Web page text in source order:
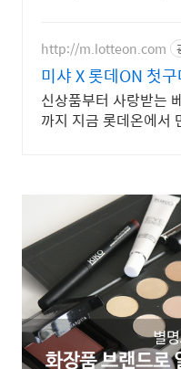
http://m.lotteon.com
미샤 X 롯데ON 첫
원 혜택!
신상품부터 사랑받는
까지 지금 롯데온에서